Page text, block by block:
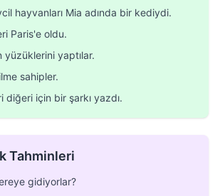
hayvanları Mia adında bir kediydi.
Paris'e oldu.
yüzüklerini yaptılar.
sahipler.
diğeri için bir şarkı yazdı.
Tahminleri
gidiyorlar?